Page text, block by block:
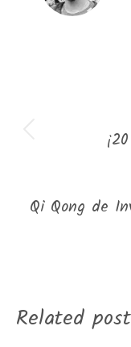
Qi Qong de
Related